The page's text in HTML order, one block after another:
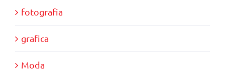
fotografia
grafica
Moda